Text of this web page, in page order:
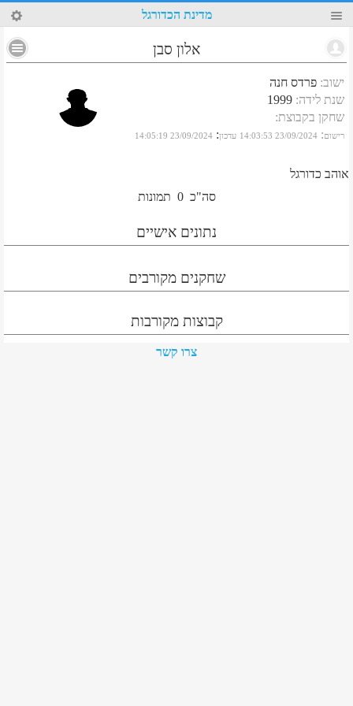
43 מדינת הכדורגל
אלון סבן
ישוב: פרדס חנה
שנת לידה:
1999
שחקן בקבוצת:
רישום:
23/09/2024 14:03:53 עדכון:
23/09/2024 14:05:19
אוהב כדורגל
סה"כ 0 תמונות
נתונים אישיים
שחקנים מקורבים
קבוצות מקורבות
צרו קשר